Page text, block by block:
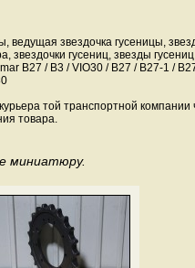
ведущая звездочка гусеницы,
звездочки гусениц, звезды
B27 / B3 / V­IO30 / B27 / B27-1 /
той транспортной
товара.
миниатюру.